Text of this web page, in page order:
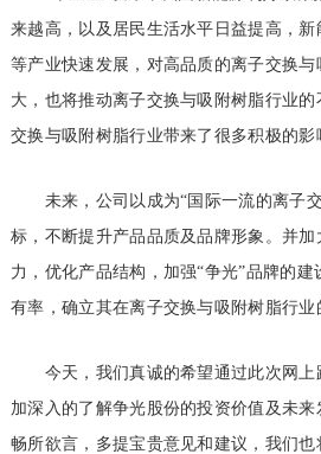
来越高，以及居民生活水平日益提高，
等产业快速发展，对高品质的离子交换
大，也将推动离子交换与吸附树脂行业
交换与吸附树脂行业带来了很多积极的影
未来，公司以成为“国际一流的离子交
标，不断提升产品品质及品牌形象。并
力，优化产品结构，加强“争光”品牌的
有率，确立其在离子交换与吸附树脂行业
今天，我们真诚的希望通过此次网上
加深入的了解争光股份的投资价值及未
畅所欲言，多提宝贵意见和建议，我们